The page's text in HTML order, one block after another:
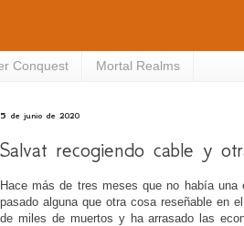
Conquest Mortal Realms
5 de junio de 2020
Salvat recogiendo cable y
Hace más de tres meses que no había
pasado alguna que otra cosa reseñable en
de miles de muertos y ha arrasado las